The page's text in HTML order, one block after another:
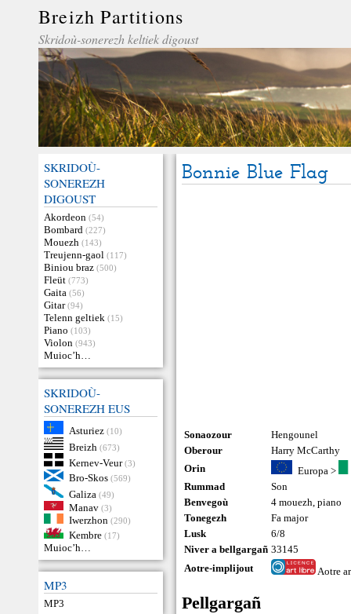
Breizh Partitions
Skridoù-sonerezh keltiek digoust
SKRIDOÙ-
SONEREZH
DIGOUST
Akordeon (54)
Bombard (227)
Mouezh (143)
Treujenn-gaol (117)
Biniou braz (500)
Fleüt (773)
Gaita (56)
Gitar (94)
Telenn geltiek (15)
Piano (103)
Violon (943)
Muioc’h…
SKRIDOÙ-
SONEREZH EUS
Asturiez (10)
Breizh (673)
Kernev-Veur (3)
Bro-Skos (569)
Galiza (49)
Manav (3)
Iwerzhon (290)
Kembre (17)
Muioc’h…
MP3
MP3
Bonnie Blue Flag
Sonaozour
Hengounel
Oberour
Harry McCarthy
Orin
Europa>
Rummad
Son
Benvegoù
4 mouezh,piano
Tonegezh
Fa major
Lusk
6/8
Niver a bellgargañ 33145
Aotre-implijout
Aotre
Pellgargañ